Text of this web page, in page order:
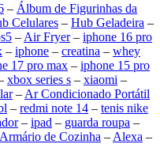
– Álbum de Figurinhas da
Celulares – Hub Geladeira –
– Air Fryer– iphone 16 pro
– iphone – creatina – whey
17 pro max – iphone 15 pro
xbox series s – xiaomi –
– Ar Condicionado Portátil
– redmi note 14 – tenis nike
– ipad – guarda roupa –
Armário de Cozinha – Alexa –